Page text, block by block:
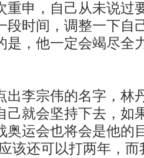
重申，自己从未说过
段时间，调整一下自
是，他一定会竭尽全
李宗伟的名字，林
己就会坚持下去，如
奥运会也将会是他的
该还可以打两年，